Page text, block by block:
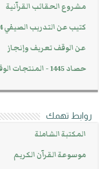
مشروع الحقائب القرآنية
كتيب عن التدريب الصيفي 2024
عن الوقف تعريف وإنجاز
حصاد 1445 - المنتجات الوقفية
روابط تهمك
المكتبة الشاملة
موسوعة القرآن الكريم